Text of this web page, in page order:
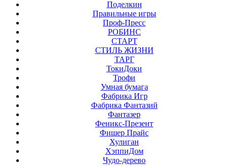
Поделкин
Правильные игры
Проф-Пресс
РОБИНС
СТАРТ
СТИЛЬ ЖИЗНИ
ТАРГ
ТокиДоки
Трофи
Умная бумага
Фабрика Игр
Фабрика Фантазий
Фантазер
Феникс-Презент
Фишер Прайс
Хулиган
ХэппиДом
Чудо-дерево